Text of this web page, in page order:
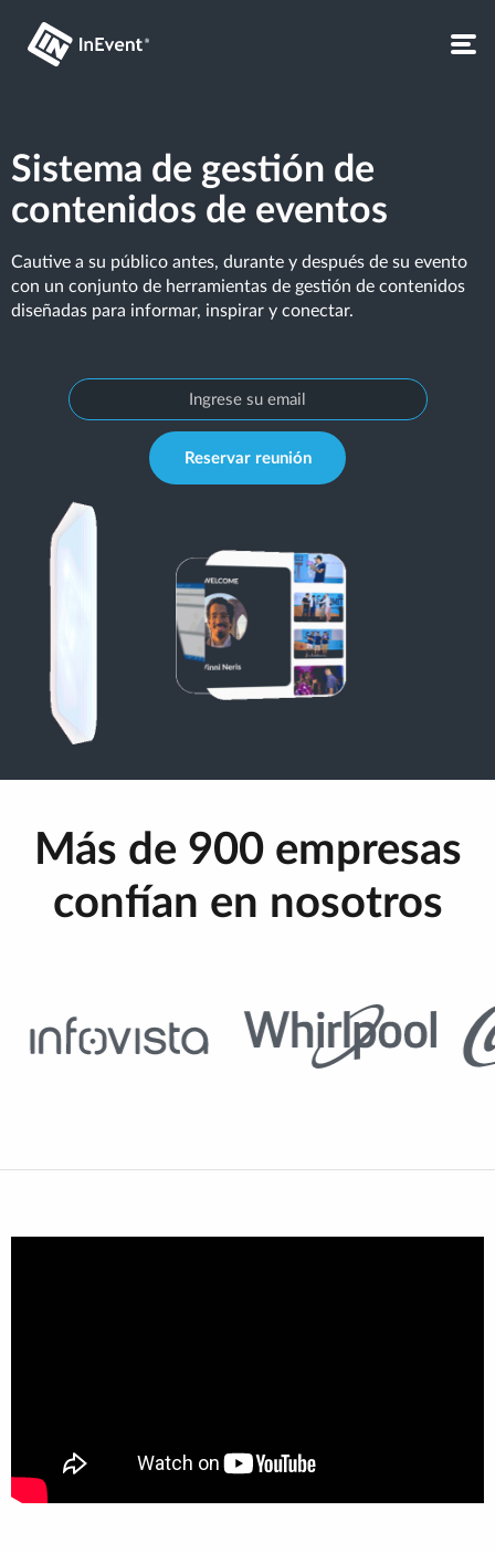
Sistema de gestión de
contenidos de eventos
Cautive a su público antes, durante y después de su evento
con un conjunto de herramientas de gestión de contenidos
diseñadas para informar, inspirar y conectar.
Reservar reunión
Más de 900 empresas
confían en nosotros